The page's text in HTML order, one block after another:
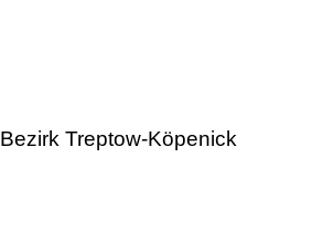
Bezirk Treptow-Köpenick